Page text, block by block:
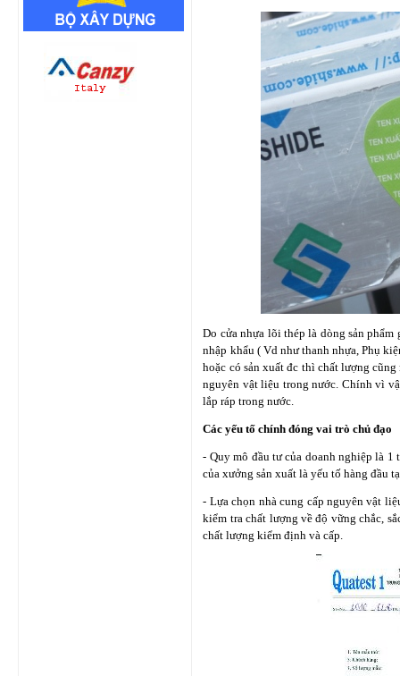
Do cửa nhựa lõi thép là dòng sản
nhập khẩu ( Vd như thanh nhựa, Phụ
hoặc có sản xuất đc thì chất lượng
nguyên vật liệu trong nước. Chính vì
lắp ráp trong nước.
Các yếu tố chính đóng vai trò chủ đạo
- Quy mô đầu tư của doanh nghiệp là
của xưởng sản xuất là yếu tố hàng đầu
- Lựa chọn nhà cung cấp nguyên vật
kiểm tra chất lượng về độ vững chắc,
chất lượng kiểm định và cấp.